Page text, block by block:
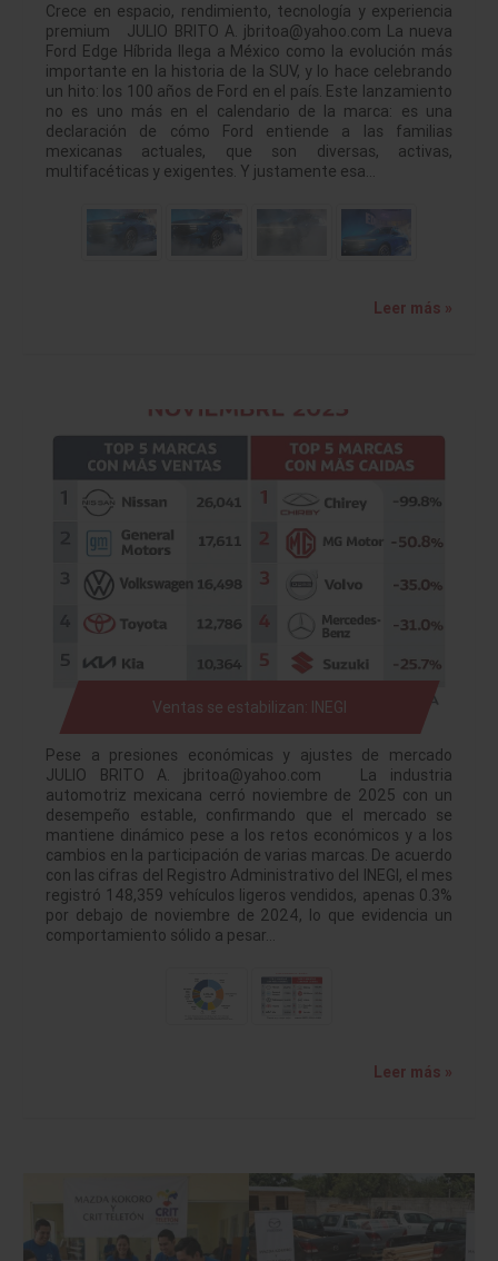
Crece en espacio, rendimiento, tecnología y experiencia
premium JULIO BRITO A. jbritoa@yahoo.com La nueva
Ford Edge Híbrida llega a México como la evolución más
importante en la historia de la SUV, y lo hace celebrando
un hito: los 100 años de Ford en el país. Este lanzamiento
no es uno más en el calendario de la marca: es una
declaración de cómo Ford entiende a las familias
mexicanas actuales, que son diversas, activas,
multifacéticas y exigentes. Y justamente esa…
Leer más »
Ventas se estabilizan: INEGI
Pese a presiones económicas y ajustes de mercado
JULIO BRITO A. jbritoa@yahoo.com La industria
automotriz mexicana cerró noviembre de 2025 con un
desempeño estable, confirmando que el mercado se
mantiene dinámico pese a los retos económicos y a los
cambios en la participación de varias marcas. De acuerdo
con las cifras del Registro Administrativo del INEGI, el mes
registró 148,359 vehículos ligeros vendidos, apenas 0.3%
por debajo de noviembre de 2024, lo que evidencia un
comportamiento sólido a pesar…
Leer más »